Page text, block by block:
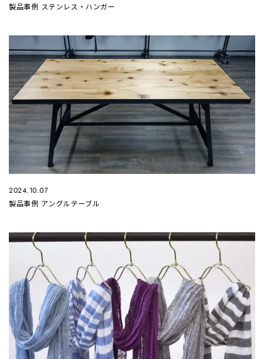
製品事例 ステンレス・ハンガー
2024.10.07
製品事例 アングルテーブル